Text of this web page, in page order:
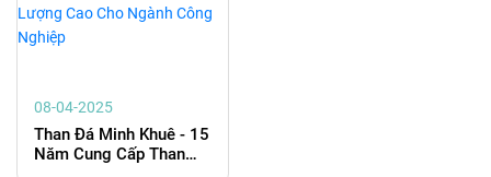
08-04-2025
Than Đá Minh Khuê - 15
Năm Cung Cấp Than